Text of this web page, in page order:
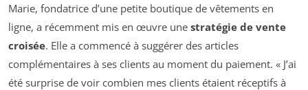
Marie, fondatrice d’une petite boutique de vêtements en
ligne, a récemment mis en œuvre une stratégie de vente
croisée. Elle a commencé à suggérer des articles
complémentaires à ses clients au moment du paiement. « J’ai
été surprise de voir combien mes clients étaient réceptifs à